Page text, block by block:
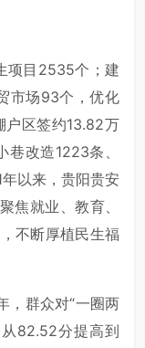
项目2535个；建
市场93个，优化
户区签约13.82万
改造1223条、
以来，贵阳贵安
焦就业、教育、
不断厚植民生福
，群众对“一圈两
82.52分提高到